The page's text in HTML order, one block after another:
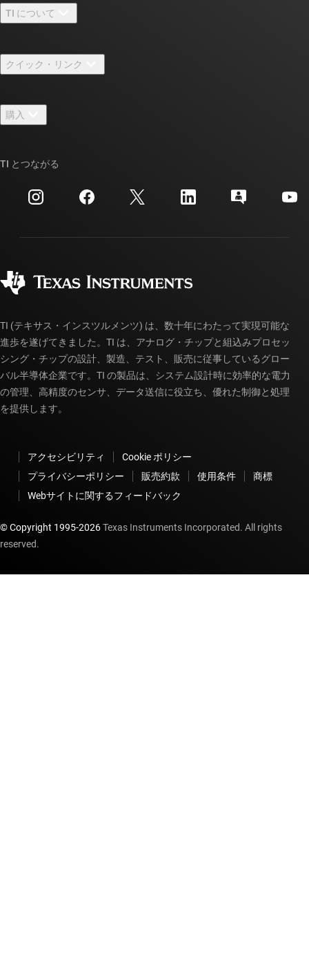
TI について
採用情報
ニュース
イベント
投資家向け情報
クイック・リンク
TI E2E™ 設計サポート・フォーラム
クロスリファレンス検索
カスタマー・サポート・センター
myTI アカウントの FAQ
購入
ご注文に関する FAQ
TI とつながる
TI (テキサス・インスツルメンツ) は、数十年にわたって実現可能な
進歩を遂げてきました。TI は、アナログ・チップと組込みプロセッ
シング・チップの設計、製造、テスト、販売に従事しているグロー
バル半導体企業です。TI の製品は、システム設計時に効率的な電力
の管理、高精度のセンサ、データ送信に役立ち、優れた制御と処理
を提供します。
アクセシビリティ
Cookie ポリシー
プライバシーポリシー
販売約款 使用条件
商標
Webサイトに関するフィードバック
© Copyright 1995-2026Texas Instruments Incorporated. All rights
reserved.